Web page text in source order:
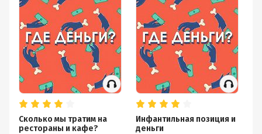
Сколько мы тратим на
рестораны и кафе?
Инфантильная позиция и
деньги